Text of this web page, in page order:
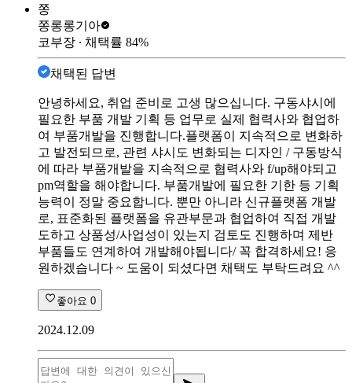
쫑
쫑롱롱기아
코부장 ∙ 채택률 84%
채택된 답변
안녕하세요, 취업 준비로 고생 많으십니다. 구동샤시에
필요한 부품 개발 기획 등 업무로 실제 협력사와 협업하
여 부품개발을 진행합니다.플랫폼이 지속적으로 변화하
고 발전되므로, 관련 샤시도 변화되는 디자인 / 구동방식
에 따라 부품개발을 지속적으로 협력사와 f/up해야되고
pm역할을 해야합니다. 부품개발에 필요한 기한 등 기획
능력이 정말 중요합니다. 뿐만 아니라 신규플랫폼 개발
로, 표준화된 플랫폼을 유관부문과 협업하여 직접 개발
도하고 상품성/사업성이 있는지 검토도 진행하며 제반
부품들도 연계하여 개발해야됩니다/ 꼭 합격하세요! 응
원하겠습니다 ~ 도움이 되셨다면 채택도 부탁드려요 ^^
좋아요 0
2024.12.09